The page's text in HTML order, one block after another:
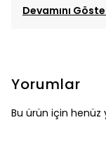
Devamını
Yorumlar
Bu ürün için henüz